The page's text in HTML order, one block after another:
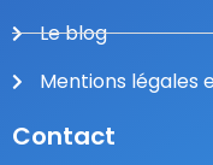
Le blog
Mentions légales
Contact